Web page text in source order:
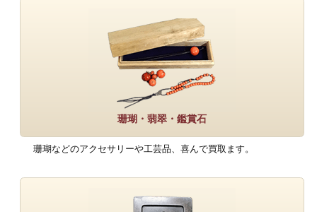
珊瑚・翡翠・鑑賞石
珊瑚などのアクセサリーや工芸品、喜んで買取ます。